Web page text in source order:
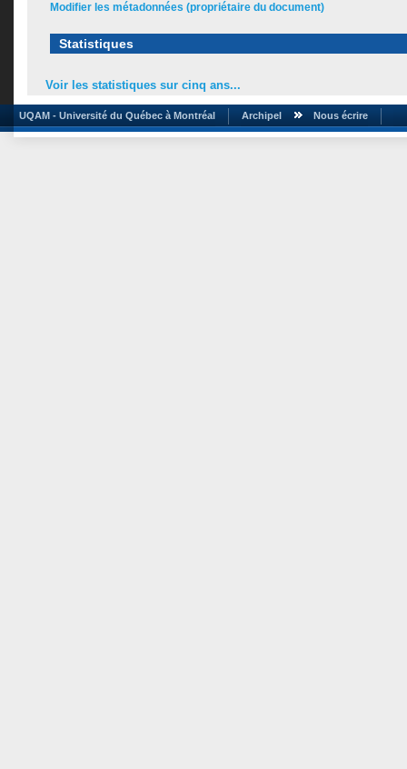
Modifier les métadonnées (propriétaire du document)
Statistiques
Voir les statistiques sur cinq ans...
UQAM - Université du Québec à Montréal Archipel Nous écrire